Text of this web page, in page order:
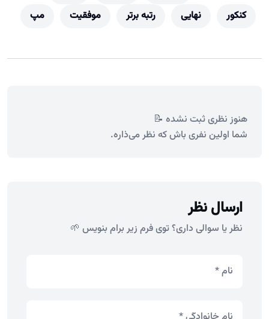
کنکور
نهایی رتبه برتر موفقیت مپ
هنوز نظری ثبت نشده 📝
شما اولین نفری باش که نظر می‌ذاره.
ارسال نظر
نظر یا سوالی داری؟ توی فرم زیر برام بنویس 🌱